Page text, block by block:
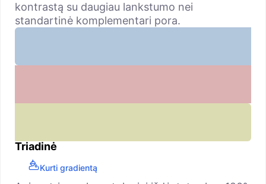
kontrastą su daugiau lankstumo nei
standartinė komplementari pora.
Triadinė
Kurti gradientą